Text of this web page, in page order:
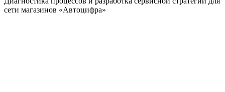
сети магазинов «Автоцифра»